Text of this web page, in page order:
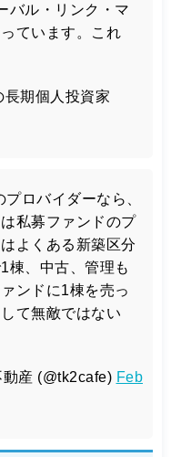
バル・リンク・マ
ています。これ
期個人投資家
ロバイダーなら、
私募ファンドのプ
よくある新築区分
棟、中古、管理も
ンドに1棟を売っ
て無敵ではない
産 (@tk2cafe) Feb